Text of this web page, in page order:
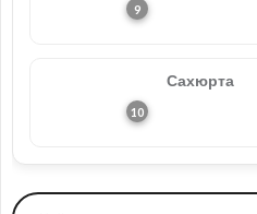
Сахюрта